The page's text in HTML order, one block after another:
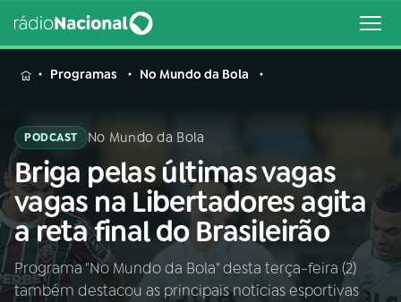
MENU
Buscar
na
Rádio
Nacional
Buscar
AO VIVO
Programas No Mundo da Bola
PODCAST No Mundo da Bola
Briga pelas últimas vagas
vagas na Libertadores agita
a reta final do Brasileirão
Programa "No Mundo da Bola" desta terça-feira (2)
também destacou as principais notícias esportivas